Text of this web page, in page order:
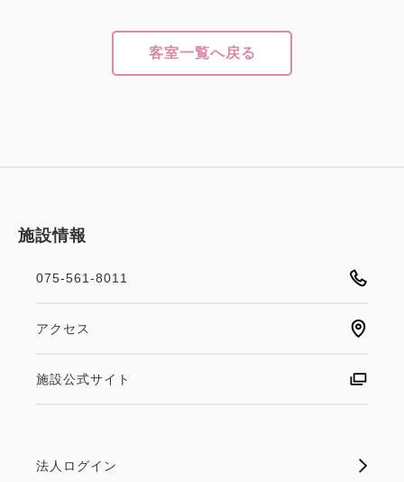
客室一覧へ戻る
施設情報
075-561-8011
アクセス
施設公式サイト
法人ログイン